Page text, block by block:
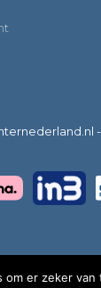
om er zeker